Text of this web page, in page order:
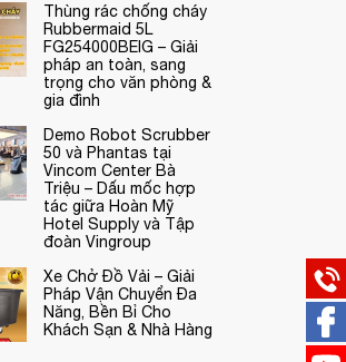
Thùng rác chống cháy
Rubbermaid 5L
FG254000BEIG – Giải
pháp an toàn, sang
trọng cho văn phòng &
gia đình
Demo Robot Scrubber
50 và Phantas tại
Vincom Center Bà
Triệu – Dấu mốc hợp
tác giữa Hoàn Mỹ
Hotel Supply và Tập
đoàn Vingroup
Xe Chở Đồ Vải – Giải
Pháp Vận Chuyển Đa
Năng, Bền Bỉ Cho
Khách Sạn & Nhà Hàng